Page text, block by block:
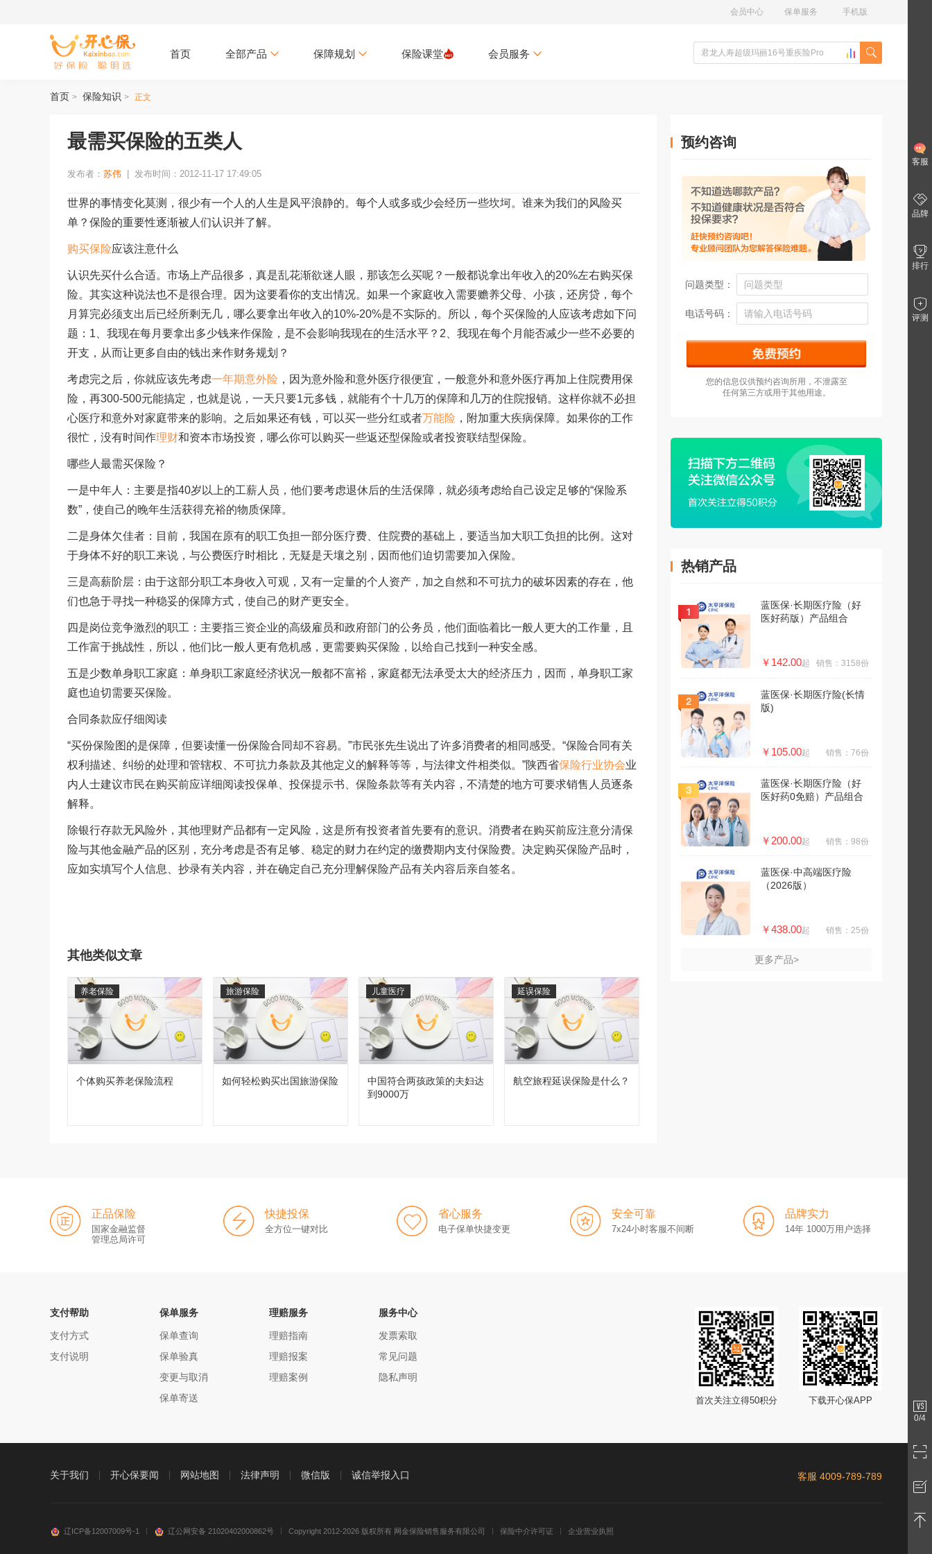
手机版
保单服务
会员中心
首页 全部产品 保障规划 保险课堂 会员服务
首页 > 保险知识 > 正文
最需买保险的五类人
发布者： 苏伟 发布时间：2012-11-17 17:49:05
世界的事情变化莫测，很少有一个人的人生是风平浪静的。每个人或多或少会经历一些坎坷。谁来为我们的风险买
单？保险的重要性逐渐被人们认识并了解。
购买保险应该注意什么
认识先买什么合适。市场上产品很多，真是乱花渐欲迷人眼，那该怎么买呢？一般都说拿出年收入的20%左右购买保
险。其实这种说法也不是很合理。因为这要看你的支出情况。如果一个家庭收入需要赡养父母、小孩，还房贷，每个
月算完必须支出后已经所剩无几，哪么要拿出年收入的10%-20%是不实际的。所以，每个买保险的人应该考虑如下问
题：1、我现在每月要拿出多少钱来作保险，是不会影响我现在的生活水平？2、我现在每个月能否减少一些不必要的
开支，从而让更多自由的钱出来作财务规划？
考虑完之后，你就应该先考虑一年期意外险 ，因为意外险和意外医疗很便宜，一般意外和意外医疗再加上住院费用保
险，再300-500元能搞定，也就是说，一天只要1元多钱，就能有个十几万的保障和几万的住院报销。这样你就不必担
心医疗和意外对家庭带来的影响。之后如果还有钱，可以买一些分红或者万能险 ，附加重大疾病保障。如果你的工作
很忙，没有时间作理财和资本市场投资，哪么你可以购买一些返还型保险或者投资联结型保险。
哪些人最需买保险？
一是中年人：主要是指40岁以上的工薪人员，他们要考虑退休后的生活保障，就必须考虑给自己设定足够的“保险系
数”，使自己的晚年生活获得充裕的物质保障。
二是身体欠佳者：目前，我国在原有的职工负担一部分医疗费、住院费的基础上，要适当加大职工负担的比例。这对
于身体不好的职工来说，与公费医疗时相比，无疑是天壤之别，因而他们迫切需要加入保险。
三是高薪阶层：由于这部分职工本身收入可观，又有一定量的个人资产，加之自然和不可抗力的破坏因素的存在，他
们也急于寻找一种稳妥的保障方式，使自己的财产更安全。
四是岗位竞争激烈的职工：主要指三资企业的高级雇员和政府部门的公务员，他们面临着比一般人更大的工作量，且
工作富于挑战性，所以，他们比一般人更有危机感，更需要购买保险，以给自己找到一种安全感。
五是少数单身职工家庭：单身职工家庭经济状况一般都不富裕，家庭都无法承受太大的经济压力，因而，单身职工家
庭也迫切需要买保险。
合同条款应仔细阅读
“买份保险图的是保障，但要读懂一份保险合同却不容易。”市民张先生说出了许多消费者的相同感受。“保险合同有关
权利描述、纠纷的处理和管辖权、不可抗力条款及其他定义的解释等等，与法律文件相类似。”陕西省保险行业协会业
内人士建议市民在购买前应详细阅读投保单、投保提示书、保险条款等有关内容，不清楚的地方可要求销售人员逐条
解释。
除银行存款无风险外，其他理财产品都有一定风险，这是所有投资者首先要有的意识。消费者在购买前应注意分清保
险与其他金融产品的区别，充分考虑是否有足够、稳定的财力在约定的缴费期内支付保险费。决定购买保险产品时，
应如实填写个人信息、抄录有关内容，并在确定自己充分理解保险产品有关内容后亲自签名。
其他类似文章
个体购买养老保险流程
养老保险
如何轻松购买出国旅游保险
旅游保险
中国符合两孩政策的夫妇达
到9000万
儿童医疗
航空旅程延误保险是什么？
延误保险
预约咨询
问题类型：
电话号码：
您的信息仅供预约咨询所用，不泄露至
任何第三方或用于其他用途。
热销产品
蓝医保·长期医疗险（好
医好药版）产品组合
￥142.00起 销售：3158份
蓝医保·长期医疗险(长情
版)
￥105.00起 销售：76份
蓝医保·长期医疗险（好
医好药0免赔）产品组合
￥200.00起 销售：98份
蓝医保·中高端医疗险
（2026版）
￥438.00起 销售：25份
更多产品>
正品保险
国家金融监督
管理总局许可
快捷投保
全方位一键对比
省心服务
电子保单快捷变更
安全可靠
7x24小时客服不间断
品牌实力
14年 1000万用户选择
支付帮助
支付方式
支付说明
保单服务
保单查询
保单验真
变更与取消
保单寄送
理赔服务
理赔指南
理赔报案
理赔案例
服务中心
发票索取
常见问题
隐私声明
首次关注立得50积分 下载开心保APP
关于我们 开心保要闻 网站地图 法律声明 微信版 诚信举报入口 客服 4009-789-789
辽ICP备12007009号-1 辽公网安备 21020402000862号 Copyright 2012-2026 版权所有 网金保险销售服务有限公司 保险中介许可证 企业营业执照
客服
品牌
排行
评测
0/4